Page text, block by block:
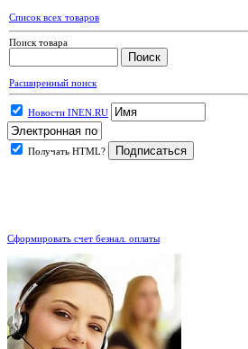
Список всех товаров
Поиск товара
Расширенный поиск
Новости INEN.RU
Получать HTML?
Сформировать счет безнал. оплаты